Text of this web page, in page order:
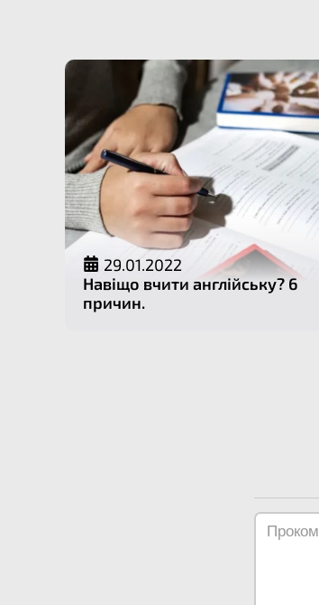
29.01.2022
Навіщо вчити англійську? 6
причин.